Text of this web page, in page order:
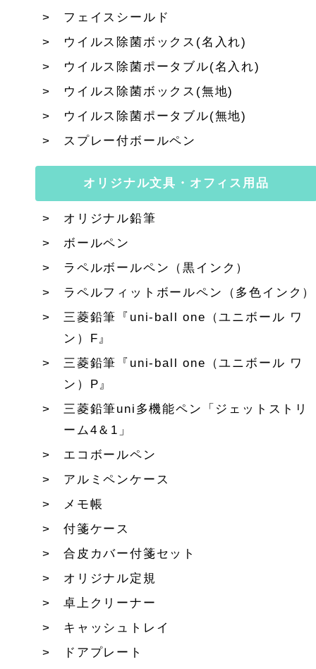
フェイスシールド
ウイルス除菌ボックス(名入れ)
ウイルス除菌ポータブル(名入れ)
ウイルス除菌ボックス(無地)
ウイルス除菌ポータブル(無地)
スプレー付ボールペン
オリジナル文具・オフィス用品
オリジナル鉛筆
ボールペン
ラペルボールペン（黒インク）
ラペルフィットボールペン（多色インク）
三菱鉛筆『uni-ball one（ユニボール ワ
ン）F』
三菱鉛筆『uni-ball one（ユニボール ワ
ン）P』
三菱鉛筆uni多機能ペン「ジェットストリ
ーム4＆1」
エコボールペン
アルミペンケース
メモ帳
付箋ケース
合皮カバー付箋セット
オリジナル定規
卓上クリーナー
キャッシュトレイ
ドアプレート